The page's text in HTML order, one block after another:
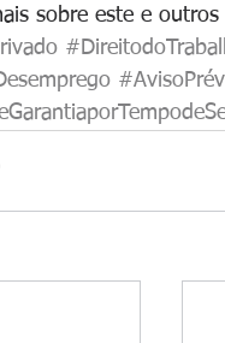
sobre este e